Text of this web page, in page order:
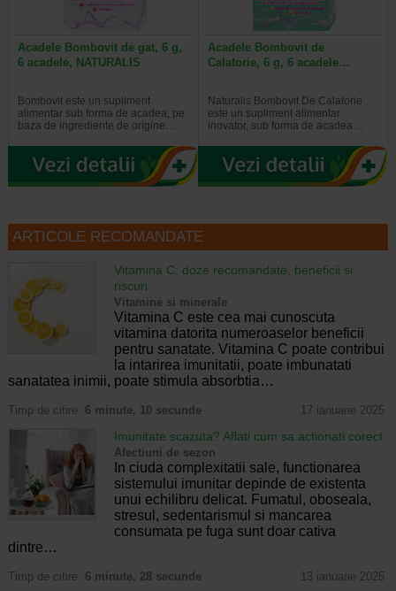
Acadele Bombovit de gat, 6 g,
6 acadele, NATURALIS
Bombovit este un supliment
alimentar sub forma de acadea, pe
baza de ingrediente de origine…
Acadele Bombovit de
Calatorie, 6 g, 6 acadele…
Naturalis Bombovit De Calatorie
este un supliment alimentar
inovator, sub forma de acadea…
ARTICOLE RECOMANDATE
Vitamina C: doze recomandate, beneficii si
riscuri
Vitamine si minerale
Vitamina C este cea mai cunoscuta
vitamina datorita numeroaselor beneficii
pentru sanatate. Vitamina C poate contribui
la intarirea imunitatii, poate imbunatati
sanatatea inimii, poate stimula absorbtia…
Timp de citire: 6 minute, 10 secunde 17 ianuarie 2025
Imunitate scazuta? Aflati cum sa actionati corect
Afectiuni de sezon
In ciuda complexitatii sale, functionarea
sistemului imunitar depinde de existenta
unui echilibru delicat. Fumatul, oboseala,
stresul, sedentarismul si mancarea
consumata pe fuga sunt doar cativa
dintre…
Timp de citire: 6 minute, 28 secunde 13 ianuarie 2025